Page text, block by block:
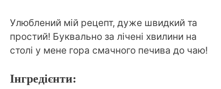
Улюблений мій рецепт, дуже швидкий та
простий! Буквально за лічені хвилини на
столі у мене гора смачного печива до чаю!
Інгредієнти: